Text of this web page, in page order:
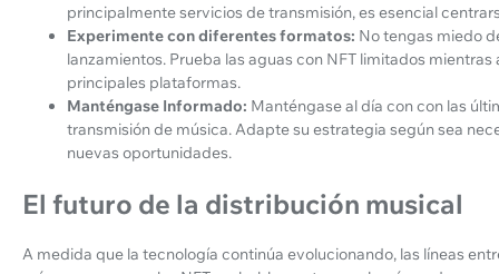
principalmente servicios de transmisión, es esencial
Experimente con diferentes formatos: No tengas miedo
lanzamientos. Prueba las aguas con NFT limitados
principales plataformas.
Manténgase Informado: Manténgase al día con con las
transmisión de música. Adapte su estrategia según sea
nuevas oportunidades.
El futuro de la distribución musical
A medida que la tecnología continúa evolucionando, las líneas